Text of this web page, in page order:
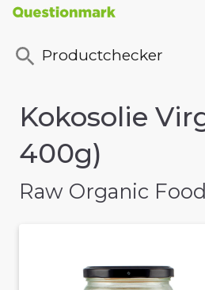
Productchecker
Kokosolie
400g)
Raw Organic Food